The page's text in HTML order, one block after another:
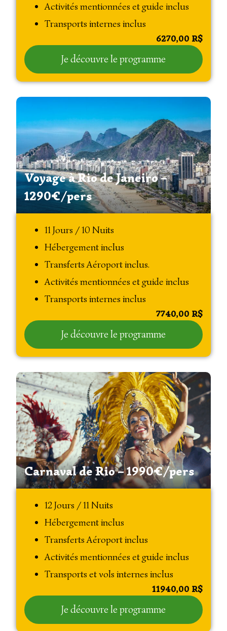
Activités mentionnées et guide inclus
Transports internes inclus
6270,00 R$
Je découvre le programme
Voyage à Rio de Janeiro –
1290€/pers
11 Jours / 10 Nuits
Hébergement inclus
Transferts Aéroport inclus.
Activités mentionnées et guide inclus
Transports internes inclus
7740,00 R$
Je découvre le programme
Carnaval de Rio – 1990€/pers
12 Jours / 11 Nuits
Hébergement inclus
Transferts Aéroport inclus
Activités mentionnées et guide inclus
Transports et vols internes inclus
11940,00 R$
Je découvre le programme